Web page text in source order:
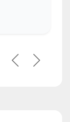
PreviousNext